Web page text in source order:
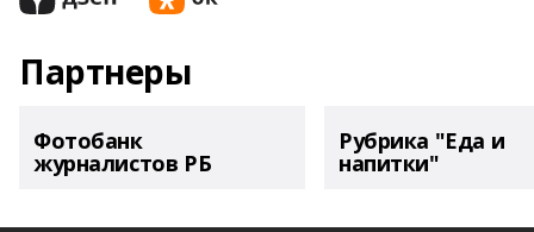
Партнеры
Фотобанк
журналистов РБ
Рубрика "Еда и
напитки"